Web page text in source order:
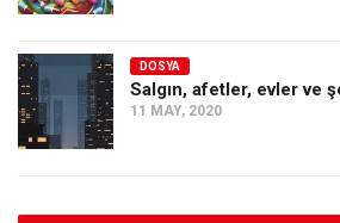
DOSYA
Salgın, afetler, evler ve
11 MAY, 2020